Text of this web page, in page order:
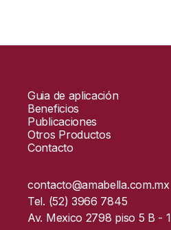
Guia de aplicación
Beneficios
Publicaciones
Otros Productos
Contacto
contacto@amabella.com.mx
Tel. (52) 3966 7845
Av. Mexico 2798 piso 5 B - 1